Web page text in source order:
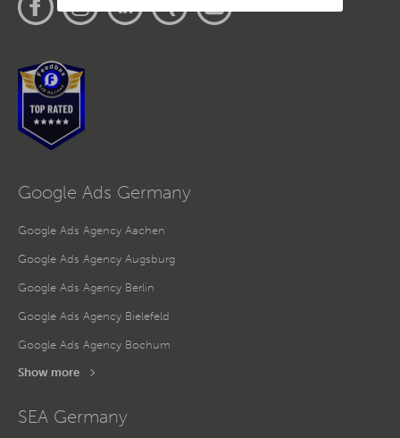
Datenschutzvorschriften ermöglichen.
zu verwenden. Sie können nur der Verwendung von
notwendigen Cookies zustimmen oder hier Ihre individuelle
Auswahl bestätigen. Ihre Einwilligung ist freiwillig und kann
auf die Schaltfläche Einstellungen am unteren Ende der
Webseite klicken.
Google Ads Germany
Google Ads Agency Aachen
Google Ads Agency Augsburg
Google Ads Agency Berlin
Google Ads Agency Bielefeld
Google Ads Agency Bochum
Show more
SEA Germany